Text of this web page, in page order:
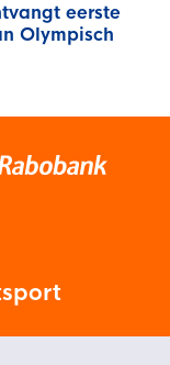
eerste
Olympisch